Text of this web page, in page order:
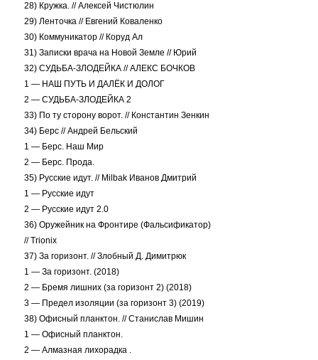
28) Кружка. // Алексей Чистюлин
29) Ленточка // Евгений Коваленко
30) Коммуникатор // Коруд Ал
31) Записки врача на Новой Земле // Юрий
32) СУДЬБА-ЗЛОДЕЙКА // АЛЕКС БОЧКОВ
1 — НАШ ПУТЬ И ДАЛЁК И ДОЛОГ
2 — СУДЬБА-ЗЛОДЕЙКА 2
33) По ту сторону ворот. // Константин Зенкин
34) Берс // Андрей Бельский
1 — Берс. Наш Мир
2 — Берс. Прода.
35) Русские идут. // Milbak Иванов Дмитрий
1 — Русские идут
2 — Русские идут 2.0
36) Оружейник на Фронтире (Фальсификатор)
// Trionix
37) За горизонт. // Злобный Д. Димитрюк
1 — За горизонт. (2018)
2 — Бремя лишних (за горизонт 2) (2018)
3 — Предел изоляции (за горизонт 3) (2019)
38) Офисный планктон. // Станислав Мишин
1 — Офисный планктон.
2 — Алмазная лихорадка .